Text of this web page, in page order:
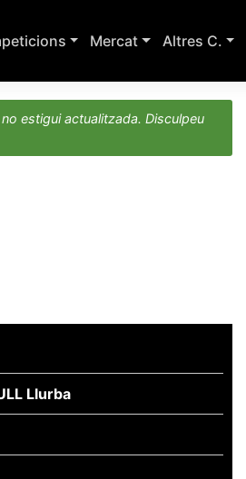
Mercat Altres C.
estigui actualitzada. Disculpeu
Llurba